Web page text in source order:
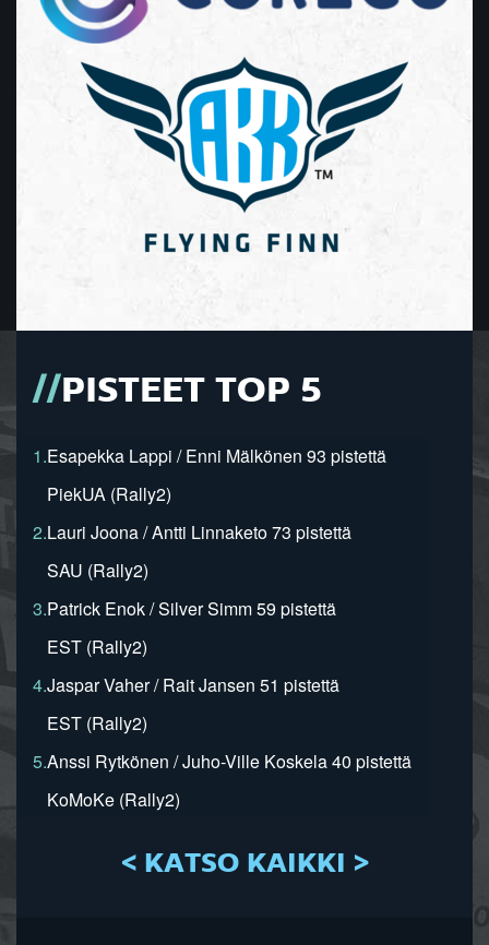
PISTEET TOP 5
1.Esapekka Lappi / Enni Mälkönen 93 pistettä
PiekUA (Rally2)
2.Lauri Joona / Antti Linnaketo 73 pistettä
SAU (Rally2)
3.Patrick Enok / Silver Simm 59 pistettä
EST (Rally2)
4.Jaspar Vaher / Rait Jansen 51 pistettä
EST (Rally2)
5.Anssi Rytkönen / Juho-Ville Koskela 40 pistettä
KoMoKe (Rally2)
< KATSO KAIKKI >